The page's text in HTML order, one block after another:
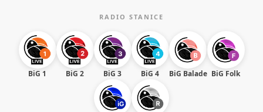
RADIO STANICE
BiG 1 BiG 2 BiG 3 BiG 4 BiG Balade BiG Folk